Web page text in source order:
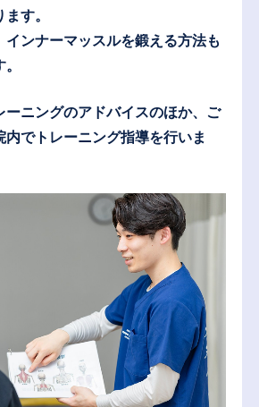
す。
インナーマッスルを鍛える方法も
ニングのアドバイスのほか、 ご
内でトレーニング指導を行いま